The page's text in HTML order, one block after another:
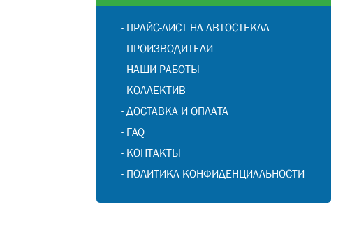
- ПРАЙС-ЛИСТ НА АВТОСТЕКЛА
- ПРОИЗВОДИТЕЛИ
- НАШИ РАБОТЫ
- КОЛЛЕКТИВ
-ДОСТАВКА И ОПЛАТА
- FAQ
- КОНТАКТЫ
- ПОЛИТИКА КОНФИДЕНЦИАЛЬНОСТИ